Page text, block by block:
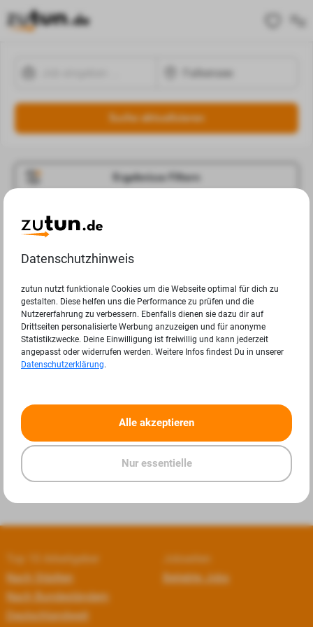
Suche aktualisieren
Ergebnisse Filtern
Jobangebote
Ergebnisse.
« »
Top 10 Arbeitgeber
Nach Städten
Nach Bundesländern
Deutschlandweit
Jobseiten
Beliebte Jobs
Datenschutzhinweis
zutun nutzt funktionale Cookies um die Webseite optimal für dich zu
gestalten. Diese helfen uns die Performance zu prüfen und die
Nutzererfahrung zu verbessern. Ebenfalls dienen sie dazu dir auf
Drittseiten personalisierte Werbung anzuzeigen und für anonyme
Statistikzwecke. Deine Einwilligung ist freiwillig und kann jederzeit
angepasst oder widerrufen werden. Weitere Infos findest Du in unserer
Datenschutzerklärung.
Alle akzeptieren
Nur essentielle